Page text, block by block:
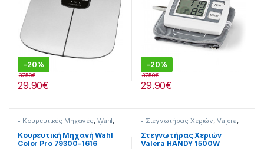
-20%
29.90€
37.50€
-20%
29.90€
37.50€
• Κουρευτικές Μηχανές Wahl
Για τον Ανδρα Προσωπική
Φροντίδα
Κουρευτική Μηχανή Wahl
Color Pro 79300-1616
• Στεγνωτήρας Χεριών Valera
Προσωπική Φροντίδα ,Υγεία-
Ευεξία
Στεγνωτήρας Χεριών
Valera HANDY 1500W